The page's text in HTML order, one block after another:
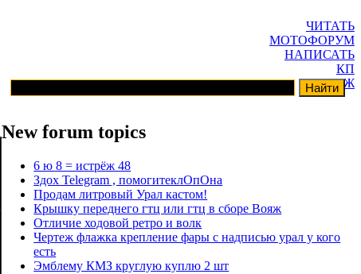
ЧИТАТЬ
МОТОФОРУМ
НАПИСАТЬ
КП
ГАРАЖ
New forum topics
6 ю 8 = истрёж 48
Здох Telegram , помогитеклОпОна
Продам литровый Урал кастом!
Крышку переднего гтц или гтц в сборе Вояж
Отличие ходовой ретро и волк
Чертеж флажка крепление фары с надписью урал у кого
есть
Эмблему КМЗ круглую куплю 2 шт